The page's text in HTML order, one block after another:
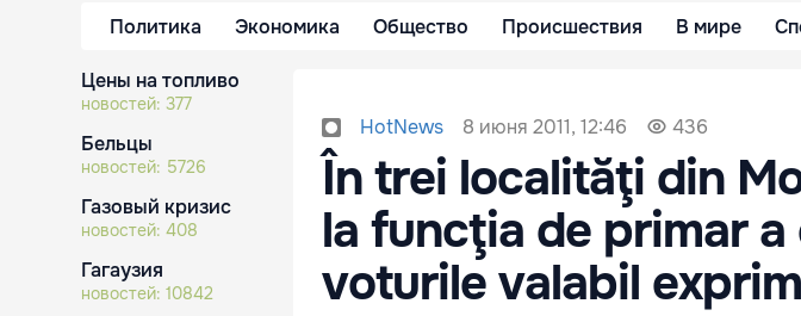
Политика Экономика Общество Происшествия В мире
Цены на топливо
новостей: 377
Бельцы
новостей: 5726
Газовый кризис
новостей: 408
Гагаузия
новостей: 10842
HotNews 8 июня 2011, 12:46 436
În trei localităţi din
la funcţia de primar
voturile valabil